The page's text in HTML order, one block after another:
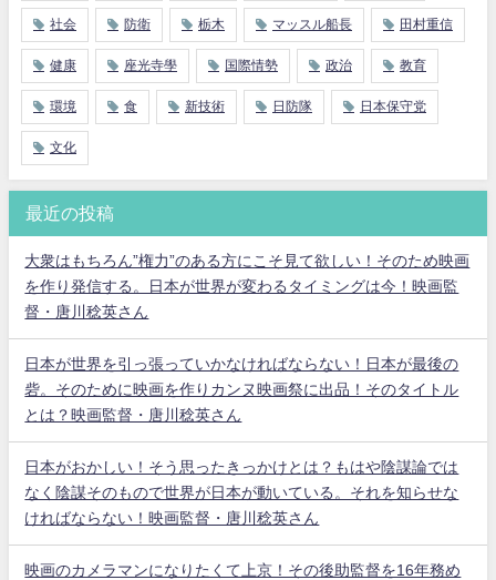
社会 防衛 栃木 マッスル船長 田村重信
健康 座光寺學 国際情勢 政治 教育
環境 食 新技術 日防隊 日本保守党
文化
最近の投稿
大衆はもちろん”権力”のある方にこそ見て欲しい！そのため映画
を作り発信する。日本が世界が変わるタイミングは今！映画監
督・唐川稔英さん
日本が世界を引っ張っていかなければならない！日本が最後の
砦。そのために映画を作りカンヌ映画祭に出品！そのタイトル
とは？映画監督・唐川稔英さん
日本がおかしい！そう思ったきっかけとは？もはや陰謀論では
なく陰謀そのもので世界が日本が動いている。それを知らせな
ければならない！映画監督・唐川稔英さん
映画のカメラマンになりたくて上京！その後助監督を16年務め